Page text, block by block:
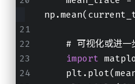
# 可视化或进
import